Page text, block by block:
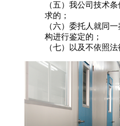
（五）我公司技术
求的；
（六）委托人就同
构进行鉴定的；
（七）以及不依照